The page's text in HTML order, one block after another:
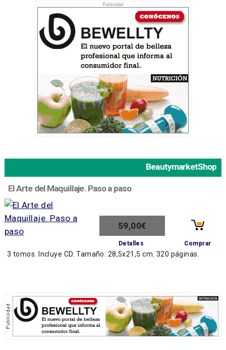
BeautymarketShop
El Arte del Maquillaje. Paso a paso
59,00€
Detalles Comprar
3 tomos. Incluye CD. Tamaño: 28,5x21,5 cm. 320 páginas.